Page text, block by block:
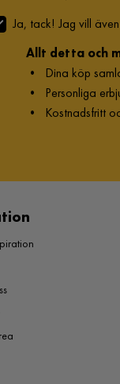
Ja, tack! Jag vill
Allt detta och
• Dina köp
• Personliga
• Kostnadsfritt